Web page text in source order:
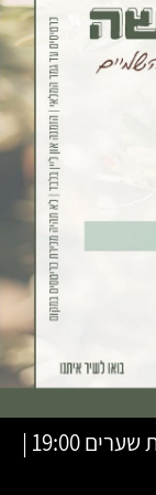
01.07.2026 | פתיחת שערים 19:00 |